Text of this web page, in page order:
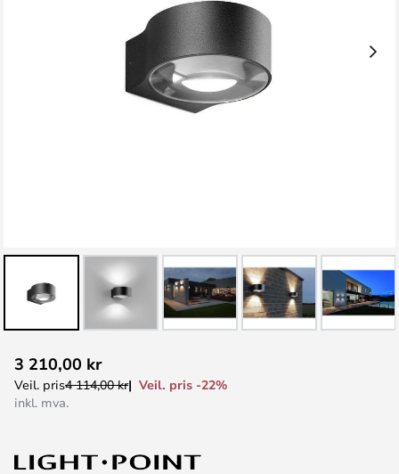
til
begynnelsen
3 210,00 kr
Veil. pris4 114,00 kr
Veil. pris -22%
inkl. mva.